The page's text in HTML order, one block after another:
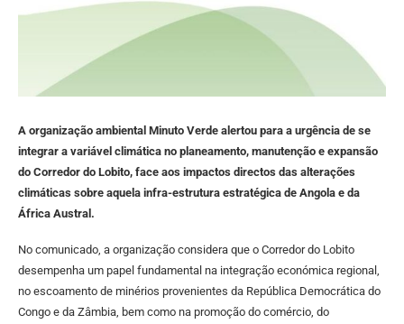
A organização ambiental Minuto Verde alertou para a urgência de se
integrar a variável climática no planeamento, manutenção e expansão
do Corredor do Lobito, face aos impactos directos das alterações
climáticas sobre aquela infra-estrutura estratégica de Angola e da
África Austral.
No comunicado, a organização considera que o Corredor do Lobito
desempenha um papel fundamental na integração económica regional,
no escoamento de minérios provenientes da República Democrática do
Congo e da Zâmbia, bem como na promoção do comércio, do